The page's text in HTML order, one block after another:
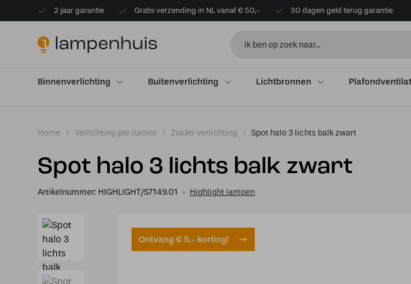
2 jaar garantie Gratis verzending in NL vanaf € 50,- 30 dagen geld terug garantie
Binnenverlichting Buitenverlichting Lichtbronnen
Home Verlichting per ruimte Zolder verlichting Spot halo 3 lichts balk zwart
Spot halo 3 lichts balk zwart
Artikelnummer: HIGHLIGHT/S7149.01 Highlight lampen
Ontvang € 5,- korting!